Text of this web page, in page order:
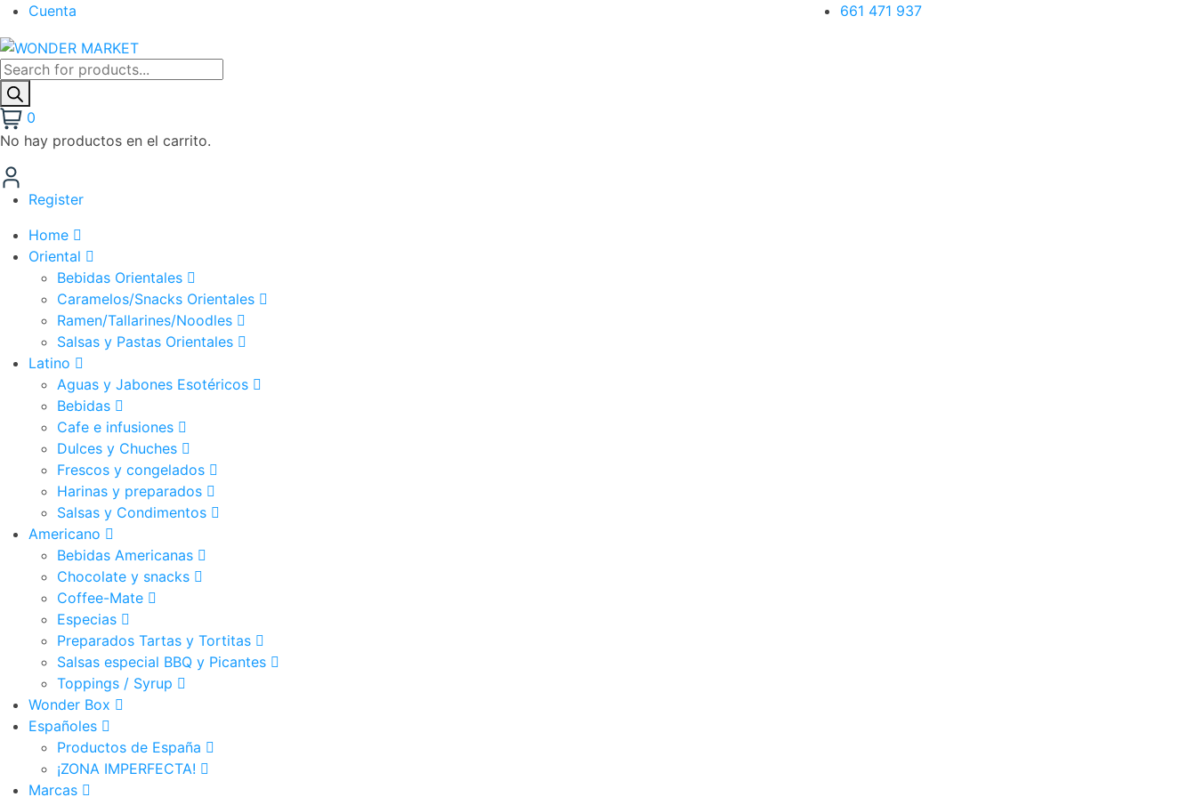
Cuenta 661 471 937
Búsqueda
de
productos
0
No hay productos en el carrito.
Register
Home
Oriental
Bebidas Orientales
Caramelos/Snacks Orientales
Ramen/Tallarines/Noodles
Salsas y Pastas Orientales
Latino
Aguas y Jabones Esotéricos
Bebidas
Cafe e infusiones
Dulces y Chuches
Frescos y congelados
Harinas y preparados
Salsas y Condimentos
Americano
Bebidas Americanas
Chocolate y snacks
Coffee-Mate
Especias
Preparados Tartas y Tortitas
Salsas especial BBQ y Picantes
Toppings / Syrup
Wonder Box
Españoles
Productos de España
¡ZONA IMPERFECTA!
Marcas